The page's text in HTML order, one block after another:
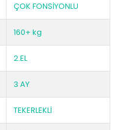
ÇOK FONSİYONLU
160+ kg
2.EL
3 AY
TEKERLEKLİ